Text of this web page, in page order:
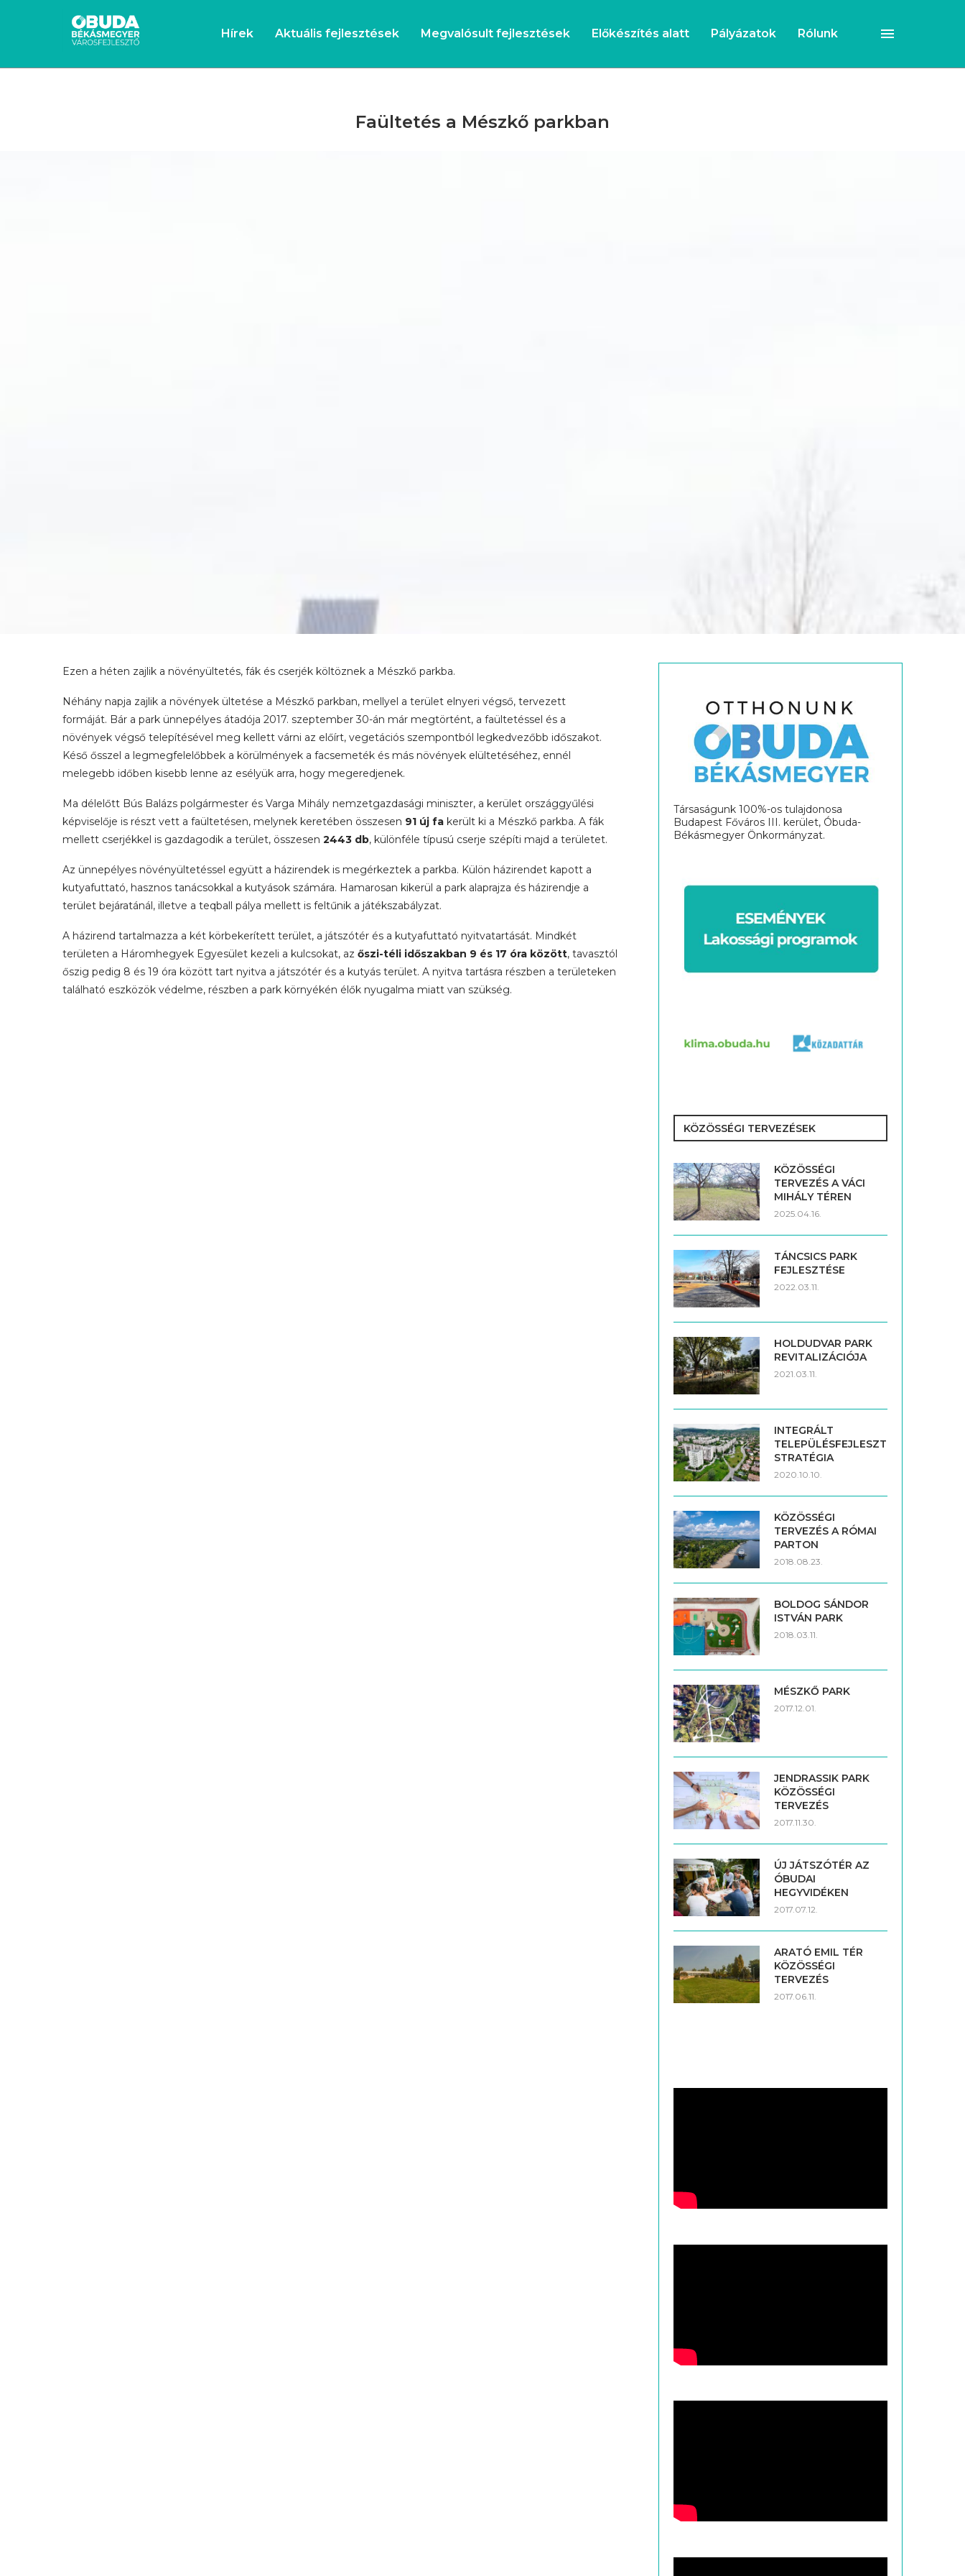
Hírek Aktuális fejlesztések Megvalósult fejlesztések Előkészítés alatt Pályázatok Rólunk
Faültetés a Mészkő parkban
Ezen a héten zajlik a növényültetés, fák és cserjék költöznek a Mészkő parkba.
Néhány napja zajlik a növények ültetése a Mészkő parkban, mellyel a terület elnyeri végső, tervezett
formáját. Bár a park ünnepélyes átadója 2017. szeptember 30-án már megtörtént, a faültetéssel és a
növények végső telepítésével meg kellett várni az előírt, vegetációs szempontból legkedvezőbb időszakot.
Késő ősszel a legmegfelelőbbek a körülmények a facsemeték és más növények elültetéséhez, ennél
melegebb időben kisebb lenne az esélyük arra, hogy megeredjenek.
Ma délelőtt Bús Balázs polgármester és Varga Mihály nemzetgazdasági miniszter, a kerület országgyűlési
képviselője is részt vett a faültetésen, melynek keretében összesen 91 új fa került ki a Mészkő parkba. A fák
mellett cserjékkel is gazdagodik a terület, összesen 2443 db, különféle típusú cserje szépíti majd a területet.
Az ünnepélyes növényültetéssel együtt a házirendek is megérkeztek a parkba. Külön házirendet kapott a
kutyafuttató, hasznos tanácsokkal a kutyások számára. Hamarosan kikerül a park alaprajza és házirendje a
terület bejáratánál, illetve a teqball pálya mellett is feltűnik a játékszabályzat.
A házirend tartalmazza a két körbekerített terület, a játszótér és a kutyafuttató nyitvatartását. Mindkét
területen a Háromhegyek Egyesület kezeli a kulcsokat, az őszi-téli időszakban 9 és 17 óra között, tavasztól
őszig pedig 8 és 19 óra között tart nyitva a játszótér és a kutyás terület. A nyitva tartásra részben a területeken
található eszközök védelme, részben a park környékén élők nyugalma miatt van szükség.
Társaságunk 100%-os tulajdonosa
Budapest Főváros III. kerület, Óbuda-
Békásmegyer Önkormányzat.
KÖZÖSSÉGI TERVEZÉSEK
KÖZÖSSÉGI
TERVEZÉS A VÁCI
MIHÁLY TÉREN
2025.04.16.
TÁNCSICS PARK
FEJLESZTÉSE
2022.03.11.
HOLDUDVAR PARK
REVITALIZÁCIÓJA
2021.03.11.
INTEGRÁLT
TELEPÜLÉSFEJLESZTÉSI
STRATÉGIA
2020.10.10.
KÖZÖSSÉGI
TERVEZÉS A RÓMAI
PARTON
2018.08.23.
BOLDOG SÁNDOR
ISTVÁN PARK
2018.03.11.
MÉSZKŐ PARK
2017.12.01.
JENDRASSIK PARK
KÖZÖSSÉGI
TERVEZÉS
2017.11.30.
ÚJ JÁTSZÓTÉR AZ
ÓBUDAI
HEGYVIDÉKEN
2017.07.12.
ARATÓ EMIL TÉR
KÖZÖSSÉGI
TERVEZÉS
2017.06.11.